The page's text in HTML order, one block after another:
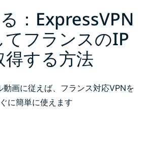
：ExpressVPN
てフランスのIP
得する方法
動画に従えば、フランス対応VPNを
に簡単に使えます